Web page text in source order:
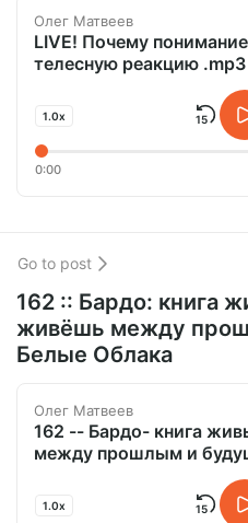
Олег Матвеев
LIVE! Почему понимание проблемы не отменяет
телесную реакцию .mp3
1.0x
0:00
Go to post
162 :: Бардо: книга
живёшь между
Белые Облака
Олег Матвеев
162 -- Бардо- книга
между прошлым и
1.0x